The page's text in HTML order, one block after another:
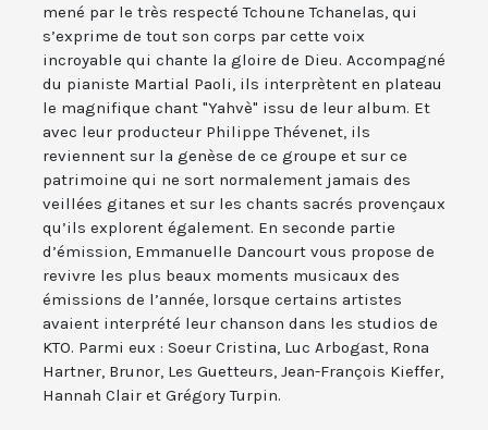
mené par le très respecté Tchoune Tchanelas, qui
s’exprime de tout son corps par cette voix
incroyable qui chante la gloire de Dieu. Accompagné
du pianiste Martial Paoli, ils interprètent en plateau
le magnifique chant "Yahvè" issu de leur album. Et
avec leur producteur Philippe Thévenet, ils
reviennent sur la genèse de ce groupe et sur ce
patrimoine qui ne sort normalement jamais des
veillées gitanes et sur les chants sacrés provençaux
qu’ils explorent également. En seconde partie
d’émission, Emmanuelle Dancourt vous propose de
revivre les plus beaux moments musicaux des
émissions de l’année, lorsque certains artistes
avaient interprété leur chanson dans les studios de
KTO. Parmi eux : Soeur Cristina, Luc Arbogast, Rona
Hartner, Brunor, Les Guetteurs, Jean-François Kieffer,
Hannah Clair et Grégory Turpin.